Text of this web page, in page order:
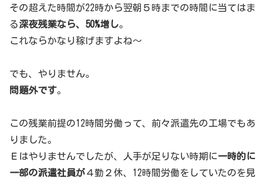
その超えた時間が22時から翌朝５時までの時間に当てはま
る深夜残業なら、50%増し。
これならかなり稼げますよね～
でも、やりません。
問題外です。
この残業前提の12時間労働って、前々派遣先の工場でもあ
りました。
Ｅはやりませんでしたが、人手が足りない時期に一時的に
一部の派遣社員が４勤２休、12時間労働をしていたのを見